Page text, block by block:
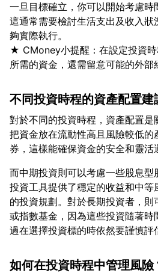
一旦目標確立，你可以開始考慮時
這通常需要檢討生活支出及收入
夠實際執行。
★ CMoney小提醒：在設定投資
不同投資時程的資產配置建
對於不同的投資時程，資產配置
把資金放在流動性高且風險較低的
而中期投資則可以考慮一些股息
投資工具提供了穩定的收益和中
的投資規劃。對於長期投資者，
或指數基金，因為這些投資隨著時
如何在投資時程中管理風險